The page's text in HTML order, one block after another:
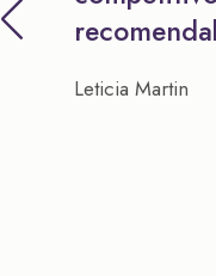
Leticia Martin